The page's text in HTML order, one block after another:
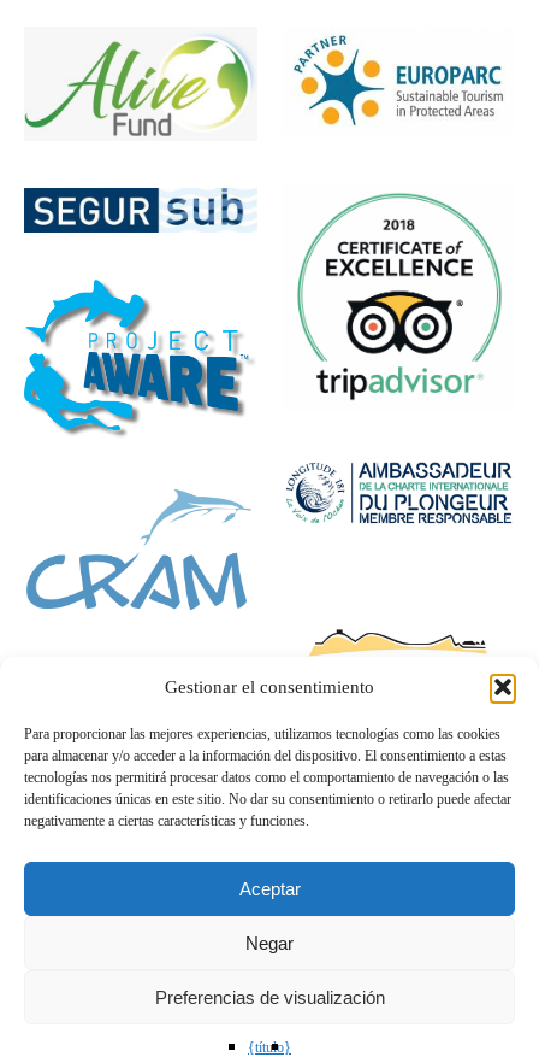
Gestionar el consentimiento
Para proporcionar las mejores experiencias, utilizamos tecnologías como las cookies
para almacenar y/o acceder a la información del dispositivo. El consentimiento a estas
tecnologías nos permitirá procesar datos como el comportamiento de navegación o las
identificaciones únicas en este sitio. No dar su consentimiento o retirarlo puede afectar
negativamente a ciertas características y funciones.
Aceptar
Negar
Preferencias de visualización
{título}